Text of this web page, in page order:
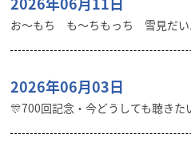
お〜もち も〜ちもっち 雪見だい
2026年06月03日
🎊700回記念・今どうしても聴き